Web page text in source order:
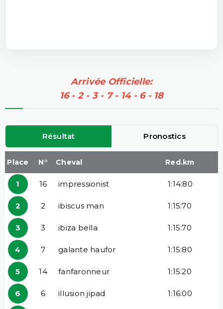
Arrivée Officielle:
16 - 2 - 3 - 7 - 14 - 6 - 18
Résultat Pronostics
Place N° Cheval Red.km
1 16 impressionist 1:14:80
2 2 ibiscus man 1:15:70
3 3 ibiza bella 1:15:70
4 7 galante haufor 1:15:80
5 14 fanfaronneur 1:15:20
6 6 illusion jipad 1:16:00